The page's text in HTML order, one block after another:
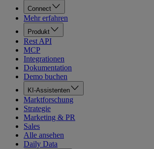
Connect
Mehr erfahren
Produkt
Rest API
MCP
Integrationen
Dokumentation
Demo buchen
KI-Assistenten
Marktforschung
Strategie
Marketing & PR
Sales
Alle ansehen
Daily Data